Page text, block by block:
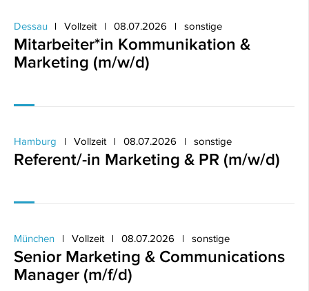
Dessau Vollzeit 08.07.2026 sonstige
Mitarbeiter*in Kommunikation &
Marketing (m/w/d)
Hamburg Vollzeit 08.07.2026 sonstige
Referent/-in Marketing & PR (m/w/d)
München Vollzeit 08.07.2026 sonstige
Senior Marketing & Communications
Manager (m/f/d)